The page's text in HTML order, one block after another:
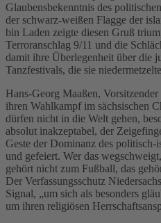
Glaubensbekenntnis des
der schwarz-weißen Flagge der
bin Laden zeigte diesen Gruß
Terroranschlag 9/11 und die
damit ihre Überlegenheit über die
Tanzfestivals, die sie
Hans-Georg Maaßen,
ihren Wahlkampf im sächsischen
dürfen nicht in die Welt gehen,
absolut inakzeptabel, der
Geste der Dominanz des politisch-
und gefeiert. Wer das
gehört nicht zum Fußball, das
Der Verfassungsschutz
Signal, „um sich als besonders
um ihren religiösen